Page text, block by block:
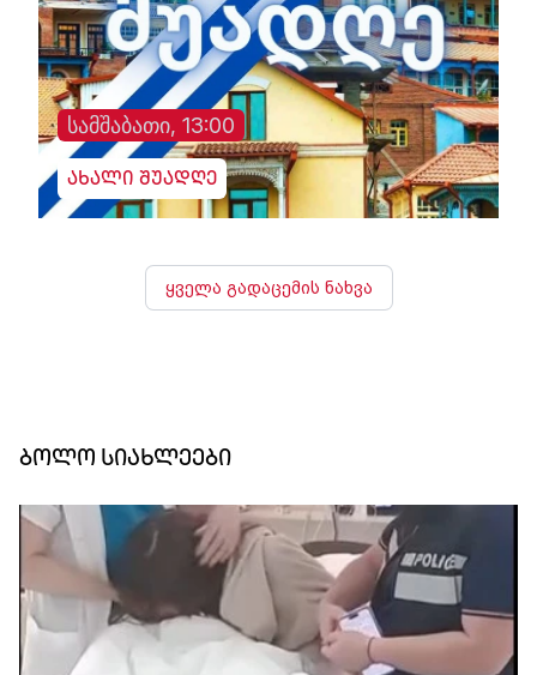
სამშაბათი, 13:00
ახალი შუადღე
ყველა გადაცემის ნახვა
ბოლო სიახლეები